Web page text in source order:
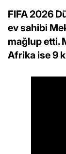
FIFA 2026
ev sahibi
mağlup etti.
Afrika ise 9